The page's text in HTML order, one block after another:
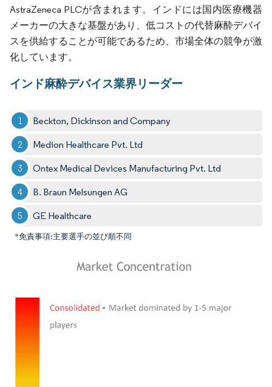
AstraZeneca PLCが含まれます。インドには国内医療機器
メーカーの大きな基盤があり、低コストの代替麻酔デバイ
スを供給することが可能であるため、市場全体の競争が激
化しています。
インド麻酔デバイス業界リーダー
Beckton, Dickinson and Company
Medion Healthcare Pvt. Ltd
Ontex Medical Devices Manufacturing Pvt. Ltd
B. Braun Melsungen AG
GE Healthcare
*免責事項:主要選手の並び順不同